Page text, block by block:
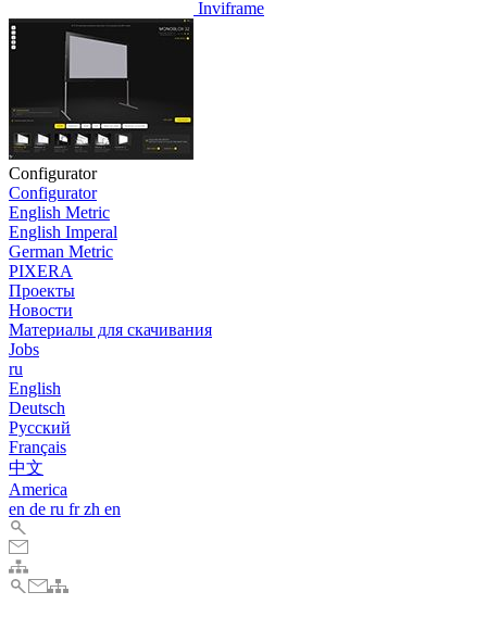
Inviframe
Configurator
Configurator
English Metric
English Imperal
German Metric
PIXERA
Проекты
Новости
Материалы для скачивания
Jobs
ru
English
Deutsch
Pусский
Français
中文
America
en de ru frzh en